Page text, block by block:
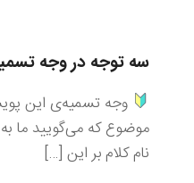
سه توجه در وجه
وجه تسمیه‌ی این
موضوع که می‌گویید ما
نام کلام بر این […]